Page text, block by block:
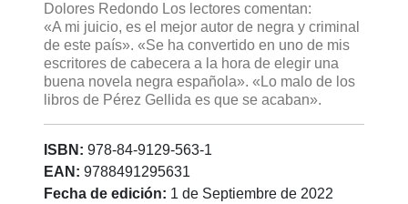
Dolores Redondo Los lectores comentan:
«A mi juicio, es el mejor autor de negra y criminal
de este país». «Se ha convertido en uno de mis
escritores de cabecera a la hora de elegir una
buena novela negra española». «Lo malo de los
libros de Pérez Gellida es que se acaban».
ISBN: 978-84-9129-563-1
EAN: 9788491295631
Fecha de edición: 1 de Septiembre de 2022